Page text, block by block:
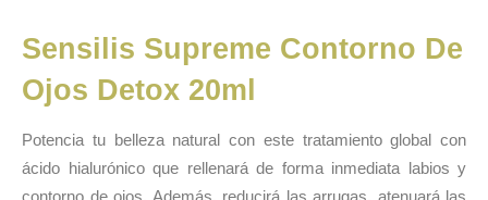
Sensilis Supreme Contorno De
Ojos Detox 20ml
Potencia tu belleza natural con este tratamiento global con
ácido hialurónico que rellenará de forma inmediata labios y
contorno de ojos. Además, reducirá las arrugas, atenuará las